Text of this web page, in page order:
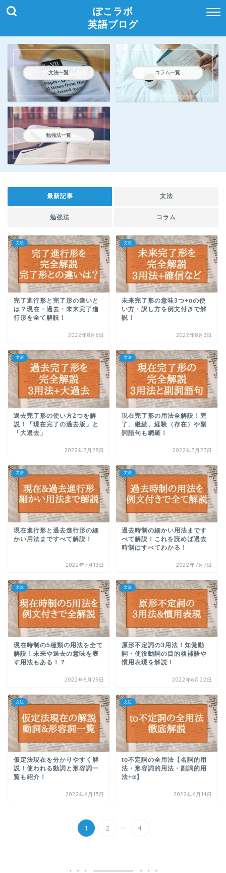
ぽこラボ
英語ブログ
文法一覧 コラム一覧
勉強法一覧
最新記事 文法
勉強法 コラム
文法
完了進行形と完了形の違いと
は？現在・過去・未来完了進
行形を全て解説！
2022年8月6日
文法
未来完了形の意味3つ+αの使
い方・訳し方を例文付きで解
説！
2022年8月3日
文法
過去完了形の使い方2つを解
説！「現在完了の過去版」と
「大過去」
2022年7月28日
文法
現在完了形の用法全解説！完
了、継続、経験（存在）や副
詞語句も網羅！
2022年7月23日
文法
現在進行形と過去進行形の細
かい用法まですべて解説！
2022年7月13日
文法
過去時制の細かい用法まです
べて解説！これを読めば過去
時制はすべてわかる！
2022年7月7日
文法
現在時制の5種類の用法を全て
解説！未来や過去の意味を表
す用法もある！？
2022年6月29日
文法
原形不定詞の3用法！知覚動
詞・使役動詞の目的格補語や
慣用表現を解説！
2022年6月22日
文法
仮定法現在を分かりやすく解
説！使われる動詞と形容詞一
覧も紹介！
2022年6月15日
文法
to不定詞の全用法【名詞的用
法・形容詞的用法・副詞的用
法+α】
2022年6月14日
1 2 ... 4